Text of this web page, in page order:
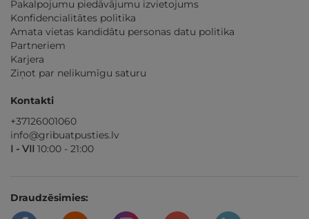
Pakalpojumu piedāvājumu izvietojums
Konfidencialitātes politika
Amata vietas kandidātu personas datu politika
Partneriem
Karjera
Ziņot par nelikumīgu saturu
Kontakti
+37126001060
info@gribuatpusties.lv
I - VII 10:00 - 21:00
Draudzēsimies: